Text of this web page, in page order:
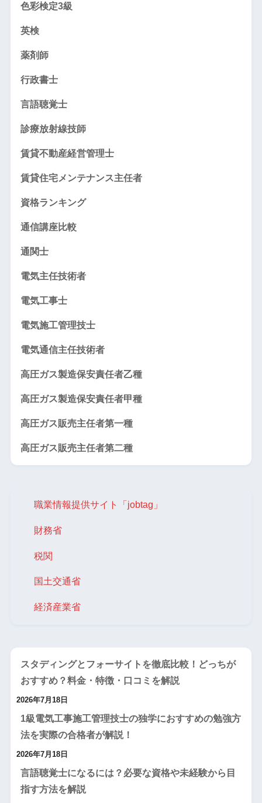
色彩検定3級
英検
薬剤師
行政書士
言語聴覚士
診療放射線技師
賃貸不動産経営管理士
賃貸住宅メンテナンス主任者
資格ランキング
通信講座比較
通関士
電気主任技術者
電気工事士
電気施工管理技士
電気通信主任技術者
高圧ガス製造保安責任者乙種
高圧ガス製造保安責任者甲種
高圧ガス販売主任者第一種
高圧ガス販売主任者第二種
職業情報提供サイト「jobtag」
財務省
税関
国土交通省
経済産業省
スタディングとフォーサイトを徹底比較！どっちが
おすすめ？料金・特徴・口コミを解説
2026年7月18日
1級電気工事施工管理技士の独学におすすめの勉強方
法を実際の合格者が解説！
2026年7月18日
言語聴覚士になるには？必要な資格や未経験から目
指す方法を解説